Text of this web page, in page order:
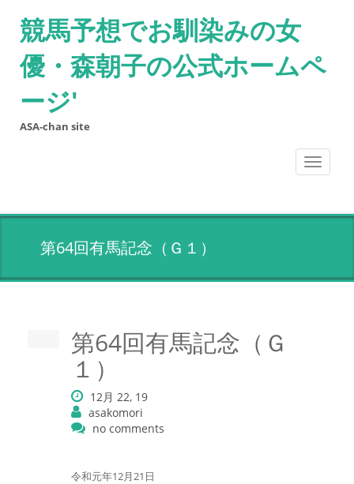
競馬予想でお馴染みの女
優・森朝子の公式ホームペ
ージ'
ASA-chan site
Toggle
第64回有馬記念（Ｇ１）
第64回有馬記念（Ｇ
１）
12月 22, 19
asakomori
no comments
令和元年12月21日